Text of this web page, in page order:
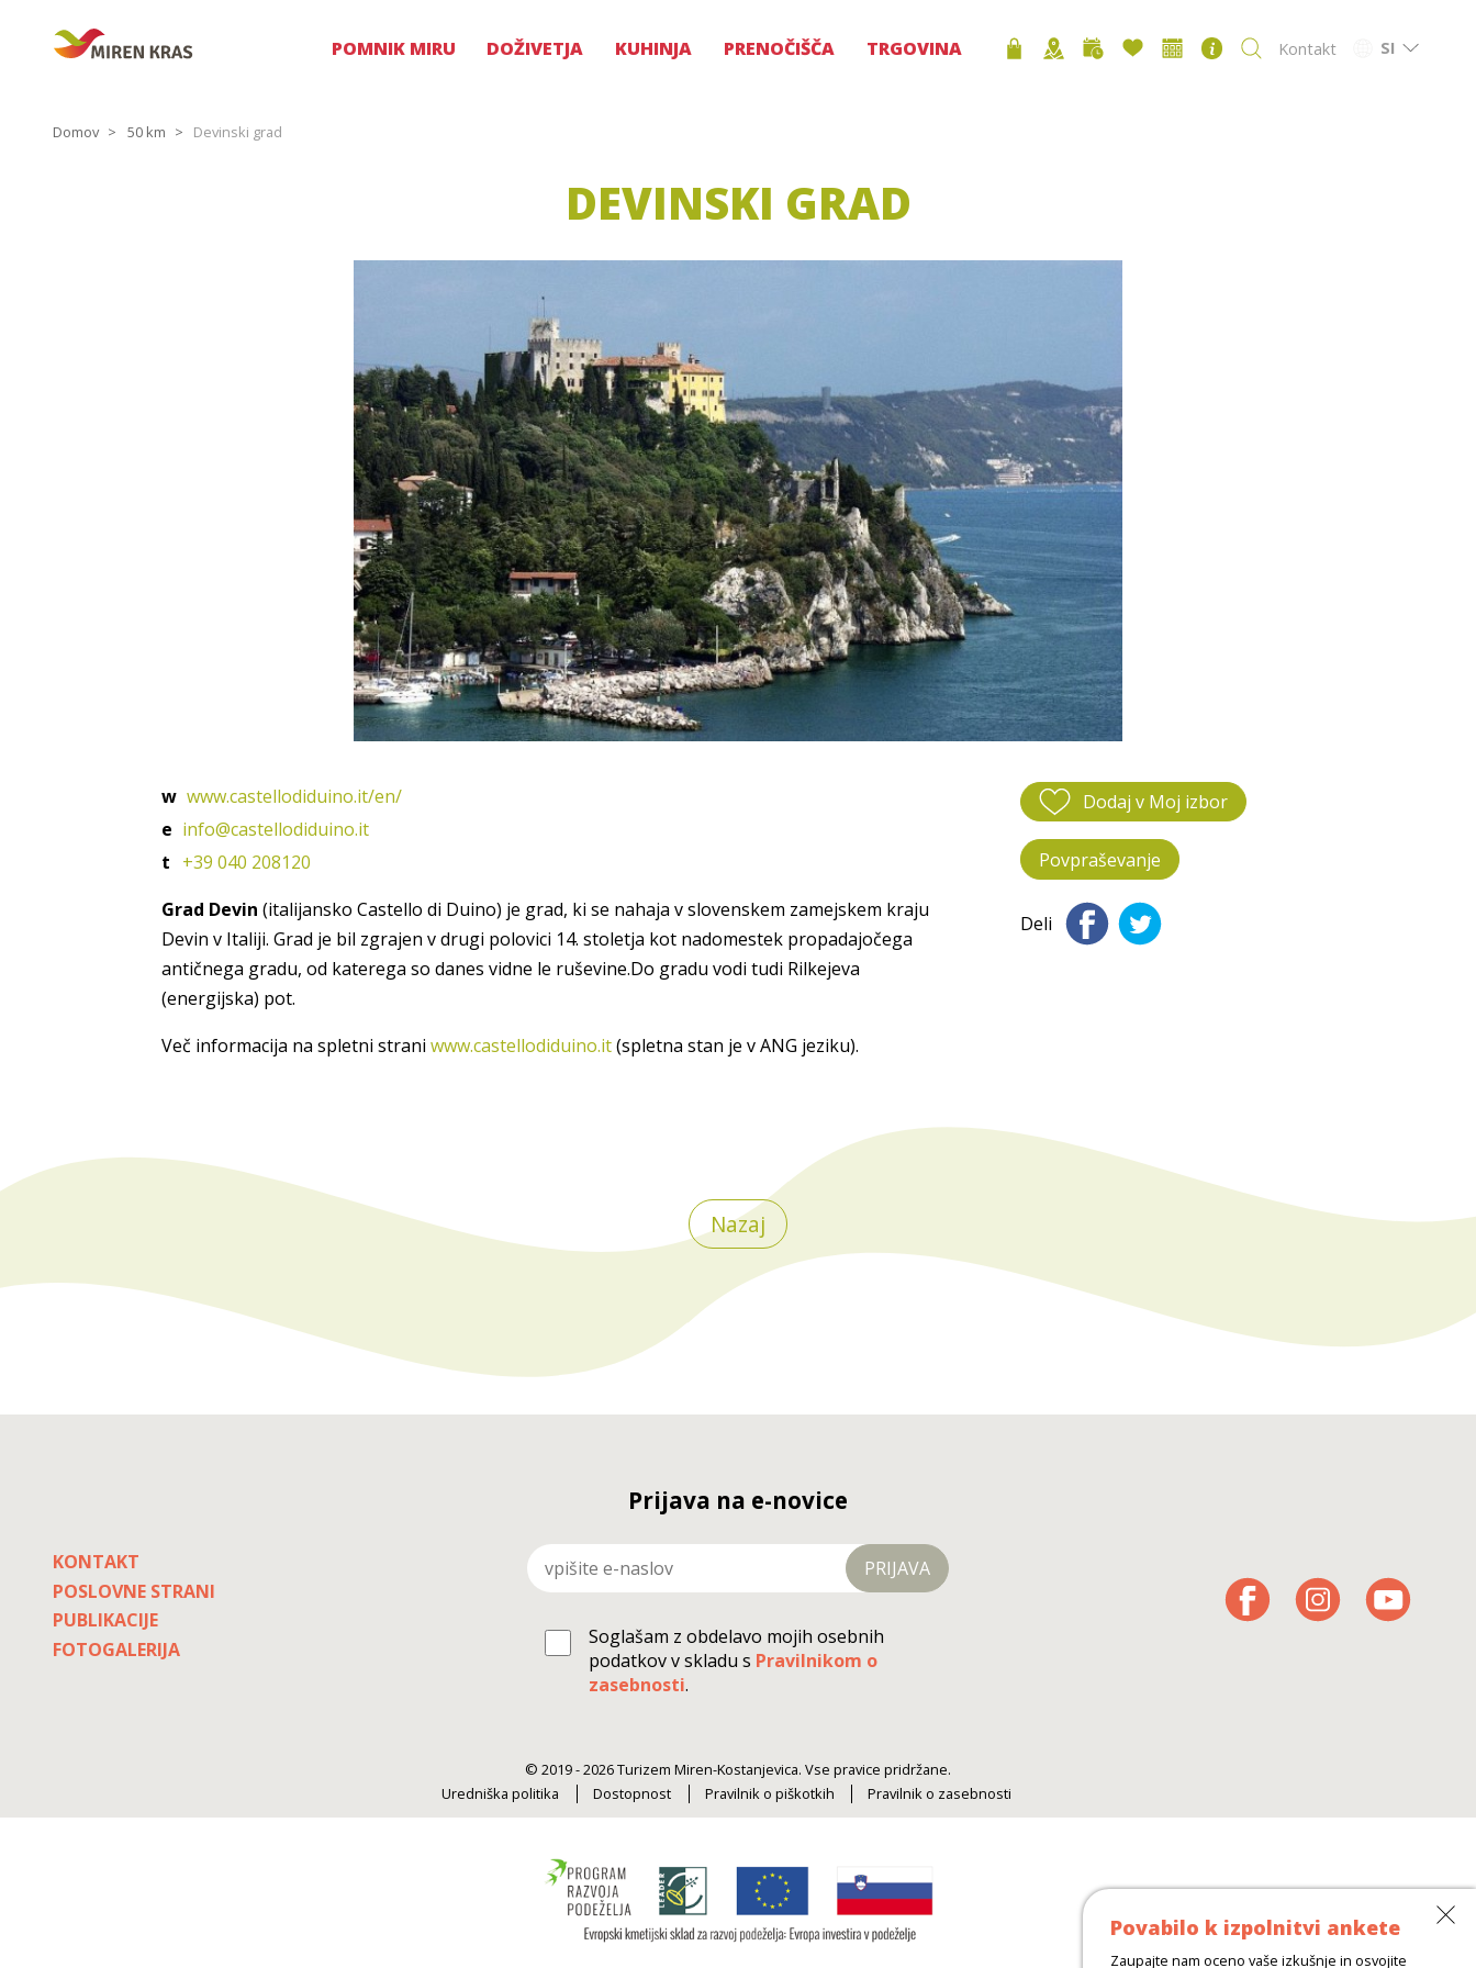
POMNIK MIRU DOŽIVETJA KUHINJA PRENOČIŠČA TRGOVINA Kontakt SI
Domov 50 km Devinski grad
DEVINSKI GRAD
w www.castellodiduino.it/en/
e info@castellodiduino.it
t +39 040 208120
Grad Devin (italijansko Castello di Duino) je grad, ki se nahaja v slovenskem zamejskem kraju
Devin v Italiji. Grad je bil zgrajen v drugi polovici 14. stoletja kot nadomestek propadajočega
antičnega gradu, od katerega so danes vidne le ruševine.Do gradu vodi tudi Rilkejeva
(energijska) pot.
Več informacija na spletni strani www.castellodiduino.it(spletna stan je v ANG jeziku).
Dodaj v Moj izbor
Povpraševanje
Deli
Nazaj
KONTAKT
POSLOVNE STRANI
PUBLIKACIJE
FOTOGALERIJA
Prijava na e-novice
PRIJAVA
Soglašam z obdelavo mojih osebnih
podatkov v skladu s Pravilnikom o
zasebnosti.
© 2019 - 2026 Turizem Miren-Kostanjevica. Vse pravice pridržane.
Uredniška politika
Dostopnost Pravilnik o piškotkih Pravilnik o zasebnosti
Povabilo k izpolnitvi ankete
Zaupajte nam oceno vaše izkušnje in osvojite